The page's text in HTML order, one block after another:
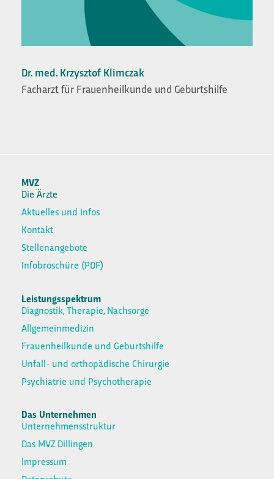
Dr. med. Krzysztof Klimczak
Facharzt für Frauenheilkunde und Geburtshilfe
MVZ
Die Ärzte
Aktuelles und Infos
Kontakt
Stellenangebote
Infobroschüre (PDF)
Leistungsspektrum
Diagnostik, Therapie, Nachsorge
Allgemeinmedizin
Frauenheilkunde und Geburtshilfe
Unfall- und orthopädische Chirurgie
Psychiatrie und Psychotherapie
Das Unternehmen
Unternehmensstruktur
Das MVZ Dillingen
Impressum